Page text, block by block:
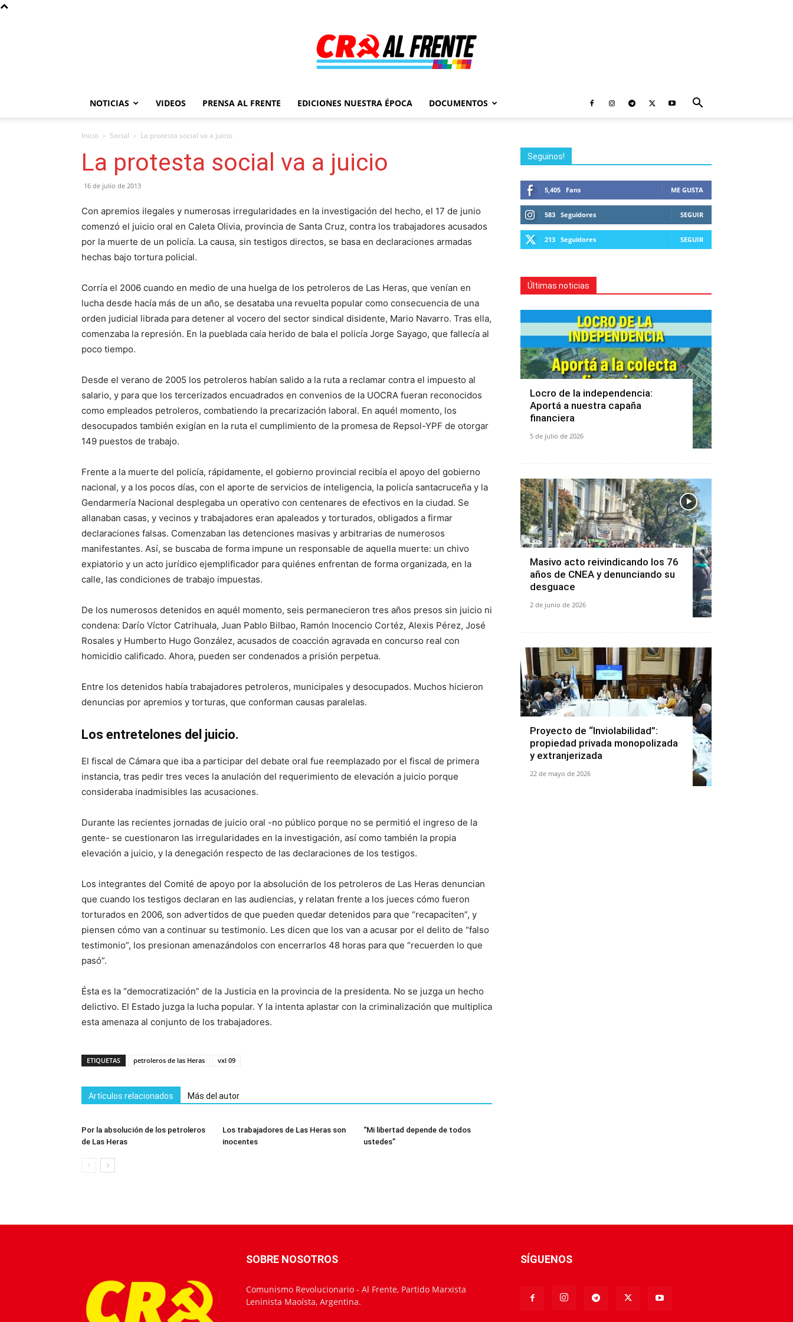
Al
CR
NOTICIAS VIDEOS PRENSA AL FRENTE EDICIONES NUESTRA ÉPOCA DOCUMENTOS
Inicio Social La protesta social va a juicio
La protesta social va a juicio
16 de julio de 2013
Con apremios ilegales y numerosas irregularidades en la investigación del hecho, el 17 de junio
comenzó el juicio oral en Caleta Olivia, provincia de Santa Cruz, contra los trabajadores acusados
por la muerte de un policía. La causa, sin testigos directos, se basa en declaraciones armadas
hechas bajo tortura policial.
Corría el 2006 cuando en medio de una huelga de los petroleros de Las Heras, que venían en
lucha desde hacía más de un año, se desataba una revuelta popular como consecuencia de una
orden judicial librada para detener al vocero del sector sindical disidente, Mario Navarro. Tras ella,
comenzaba la represión. En la pueblada caía herido de bala el policía Jorge Sayago, que fallecía al
poco tiempo.
Desde el verano de 2005 los petroleros habían salido a la ruta a reclamar contra el impuesto al
salario, y para que los tercerizados encuadrados en convenios de la UOCRA fueran reconocidos
como empleados petroleros, combatiendo la precarización laboral. En aquél momento, los
desocupados también exigían en la ruta el cumplimiento de la promesa de Repsol-YPF de otorgar
149 puestos de trabajo.
Frente a la muerte del policía, rápidamente, el gobierno provincial recibía el apoyo del gobierno
nacional, y a los pocos días, con el aporte de servicios de inteligencia, la policía santacruceña y la
Gendarmería Nacional desplegaba un operativo con centenares de efectivos en la ciudad. Se
allanaban casas, y vecinos y trabajadores eran apaleados y torturados, obligados a firmar
declaraciones falsas. Comenzaban las detenciones masivas y arbitrarias de numerosos
manifestantes. Así, se buscaba de forma impune un responsable de aquella muerte: un chivo
expiatorio y un acto jurídico ejemplificador para quiénes enfrentan de forma organizada, en la
calle, las condiciones de trabajo impuestas.
De los numerosos detenidos en aquél momento, seis permanecieron tres años presos sin juicio ni
condena: Darío Víctor Catrihuala, Juan Pablo Bilbao, Ramón Inocencio Cortéz, Alexis Pérez, José
Rosales y Humberto Hugo González, acusados de coacción agravada en concurso real con
homicidio calificado. Ahora, pueden ser condenados a prisión perpetua.
Entre los detenidos había trabajadores petroleros, municipales y desocupados. Muchos hicieron
denuncias por apremios y torturas, que conforman causas paralelas.
Los entretelones del juicio.
El fiscal de Cámara que iba a participar del debate oral fue reemplazado por el fiscal de primera
instancia, tras pedir tres veces la anulación del requerimiento de elevación a juicio porque
consideraba inadmisibles las acusaciones.
Durante las recientes jornadas de juicio oral -no público porque no se permitió el ingreso de la
gente- se cuestionaron las irregularidades en la investigación, así como también la propia
elevación a juicio, y la denegación respecto de las declaraciones de los testigos.
Los integrantes del Comité de apoyo por la absolución de los petroleros de Las Heras denuncian
que cuando los testigos declaran en las audiencias, y relatan frente a los jueces cómo fueron
torturados en 2006, son advertidos de que pueden quedar detenidos para que “recapaciten”, y
piensen cómo van a continuar su testimonio. Les dicen que los van a acusar por el delito de “falso
testimonio”, los presionan amenazándolos con encerrarlos 48 horas para que “recuerden lo que
pasó”.
Ésta es la “democratización” de la Justicia en la provincia de la presidenta. No se juzga un hecho
delictivo. El Estado juzga la lucha popular. Y la intenta aplastar con la criminalización que multiplica
esta amenaza al conjunto de los trabajadores.
ETIQUETAS petroleros de las Heras vxl 09
Artículos relacionados Más del autor
Por la absolución de los petroleros
de Las Heras
Los trabajadores de Las Heras son
inocentes
“Mi libertad depende de todos
ustedes”
Seguinos!
5,405 Fans ME GUSTA
583 Seguidores SEGUIR
213 Seguidores SEGUIR
Últimas noticias
Locro de la independencia:
Aportá a nuestra capaña
financiera
5 de julio de 2026
Masivo acto reivindicando los 76
años de CNEA y denunciando su
desguace
2 de junio de 2026
Proyecto de “Inviolabilidad”:
propiedad privada monopolizada
y extranjerizada
22 de mayo de 2026
SOBRE NOSOTROS
Comunismo Revolucionario - Al Frente, Partido Marxista
Leninista Maoísta, Argentina.
SÍGUENOS